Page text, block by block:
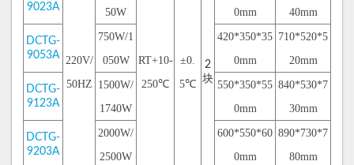
9023A
220V/
50HZ
50W
RT+10-
250℃
±0.
5℃
2
块
0mm
40mm
DCTG-
9053A
750W/1
050W
420*350*35
0mm
710*520*5
20mm
DCTG-
9123A
1500W/
1740W
550*350*55
0mm
840*530*7
30mm
DCTG-
9203A
2000W/
2500W
600*550*60
0mm
890*730*7
80mm